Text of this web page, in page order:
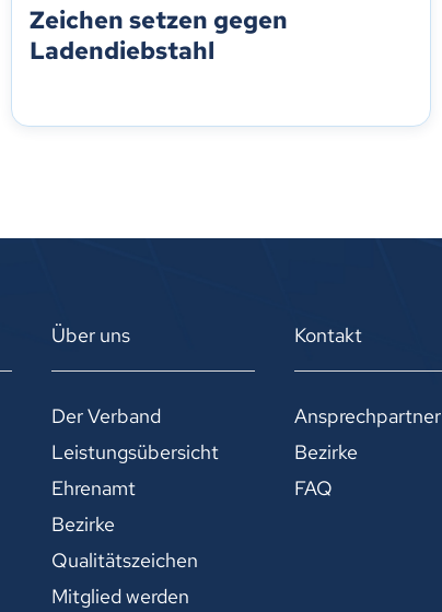
Zeichen setzen gegen
Ladendiebstahl
Über uns
Der Verband
Leistungsübersicht
Ehrenamt
Bezirke
Qualitätszeichen
Mitglied werden
Kontakt
Ansprechpartner
Bezirke
FAQ